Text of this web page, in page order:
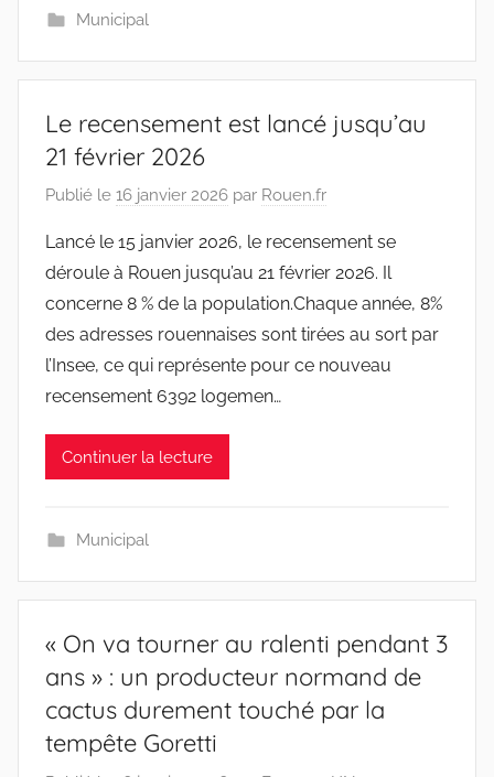
Municipal
Le recensement est lancé jusqu’au
21 février 2026
Publié le 16 janvier 2026 par Rouen.fr
Lancé le 15 janvier 2026, le recensement se
déroule à Rouen jusqu’au 21 février 2026. Il
concerne 8 % de la population.Chaque année, 8%
des adresses rouennaises sont tirées au sort par
l’Insee, ce qui représente pour ce nouveau
recensement 6392 logemen…
Continuer la lecture
Municipal
« On va tourner au ralenti pendant 3
ans » : un producteur normand de
cactus durement touché par la
tempête Goretti